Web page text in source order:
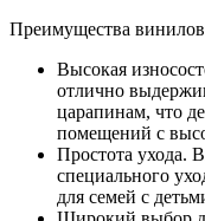
Преимущества
Высокая
отлично
царапинам, что
помещений с
Простота ухода.
специального
для семей с